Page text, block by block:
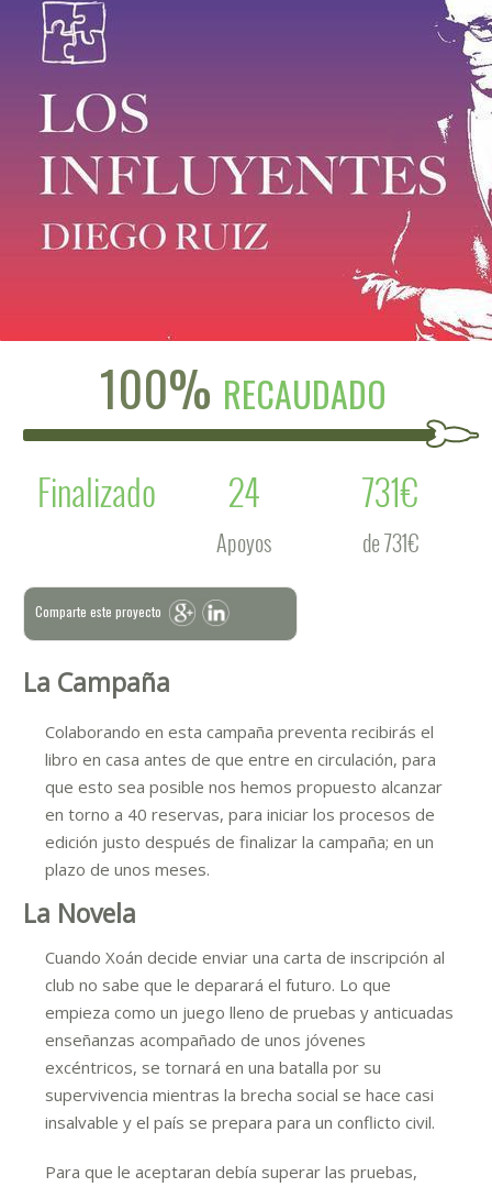
100% RECAUDADO
Finalizado
24
Apoyos
731€
de 731€
Comparte este proyecto
La Campaña
Colaborando en esta campaña preventa recibirás el
libro en casa antes de que entre en circulación, para
que esto sea posible nos hemos propuesto alcanzar
en torno a 40 reservas, para iniciar los procesos de
edición justo después de finalizar la campaña; en un
plazo de unos meses.
La Novela
Cuando Xoán decide enviar una carta de inscripción al
club no sabe que le deparará el futuro. Lo que
empieza como un juego lleno de pruebas y anticuadas
enseñanzas acompañado de unos jóvenes
excéntricos, se tornará en una batalla por su
supervivencia mientras la brecha social se hace casi
insalvable y el país se prepara para un conflicto civil.
Para que le aceptaran debía superar las pruebas,